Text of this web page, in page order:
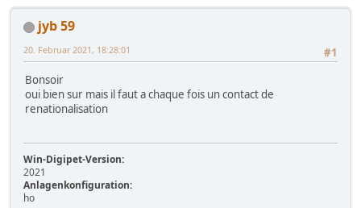
jyb 59
#1
20. Februar 2021, 18:28:01
Bonsoir
oui bien sur mais il faut a chaque fois un contact de
renationalisation
Win-Digipet-Version:
2021
Anlagenkonfiguration:
ho